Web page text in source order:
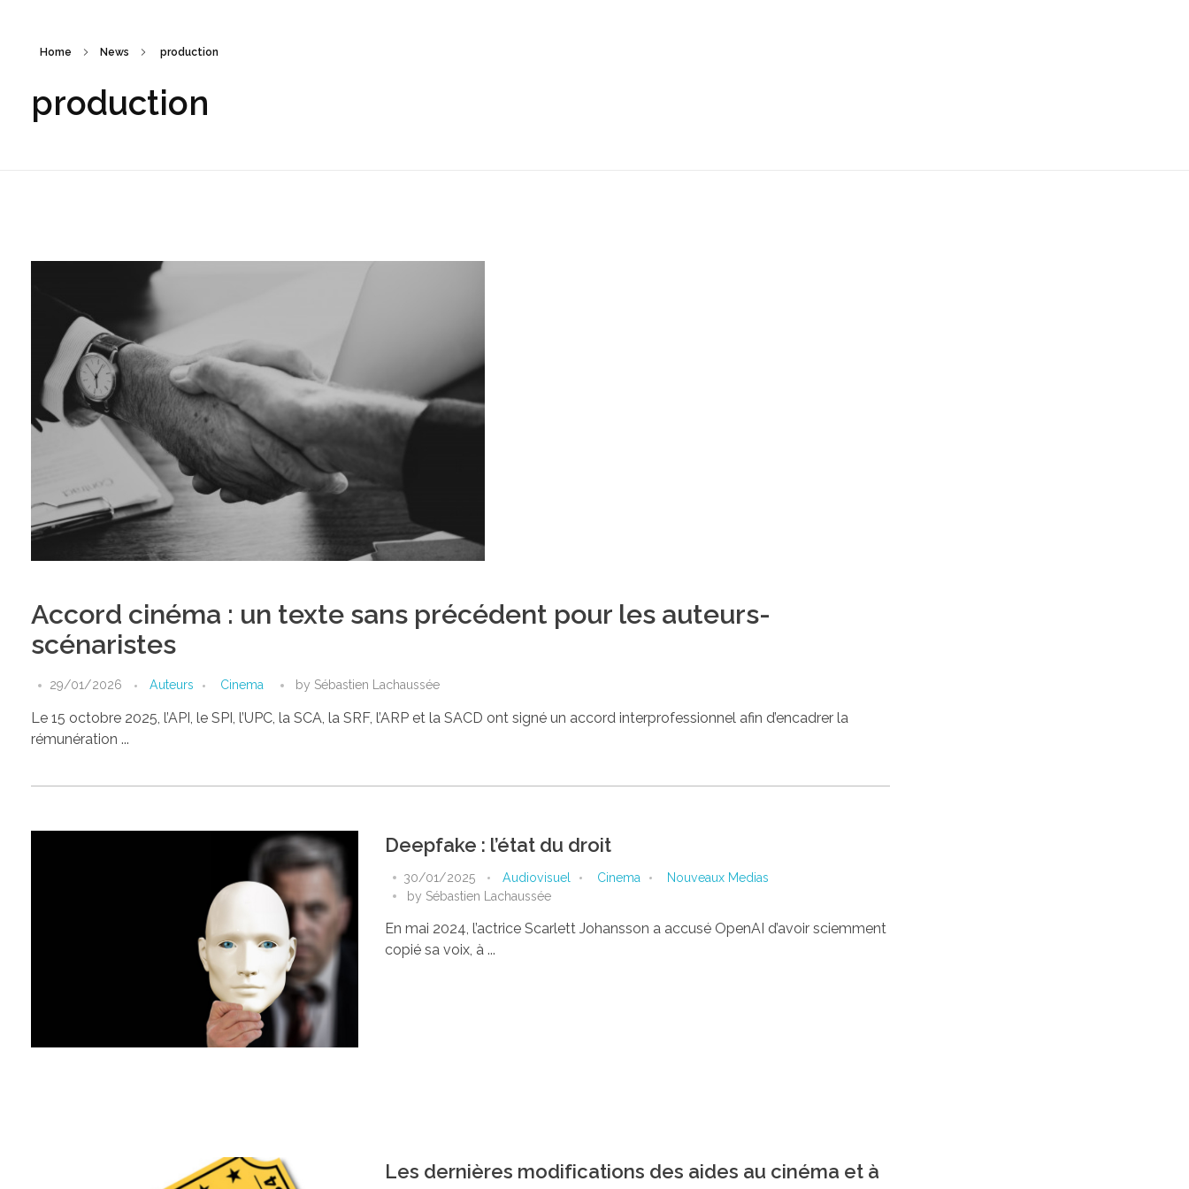
Home News production
production
Accord cinéma : un texte sans précédent pour les auteurs-
scénaristes
29/01/2026 Auteurs Cinema by Sébastien Lachaussée
Le 15 octobre 2025, l’API, le SPI, l’UPC, la SCA, la SRF, l’ARP et la SACD ont signé un accord interprofessionnel afin d’encadrer la
rémunération ...
Deepfake : l’état du droit
30/01/2025 Audiovisuel Cinema
Nouveaux Medias
by Sébastien Lachaussée
En mai 2024, l’actrice Scarlett Johansson a accusé OpenAI d’avoir sciemment
copié sa voix, à ...
Les dernières modifications des aides au cinéma et à